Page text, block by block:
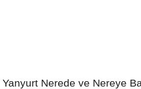
Yanyurt Nerede ve Nereye